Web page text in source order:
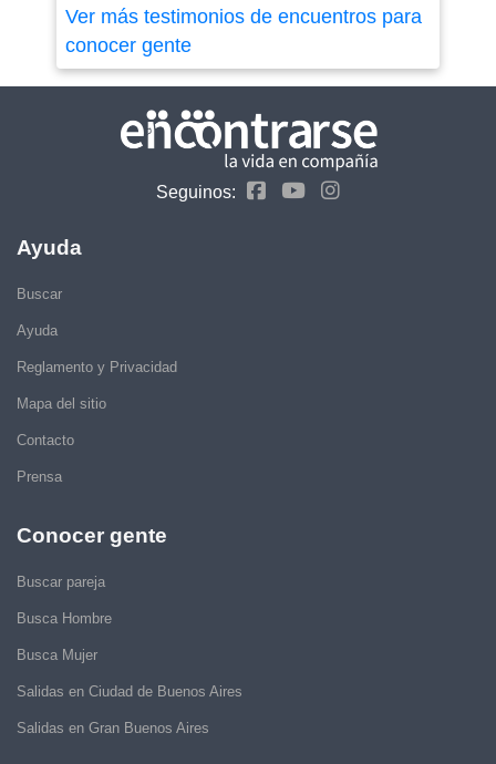
Ver más testimonios de encuentros para
conocer gente
Seguinos:
Ayuda
Buscar
Ayuda
Reglamento y Privacidad
Mapa del sitio
Contacto
Prensa
Conocer gente
Buscar pareja
Busca Hombre
Busca Mujer
Salidas en Ciudad de Buenos Aires
Salidas en Gran Buenos Aires